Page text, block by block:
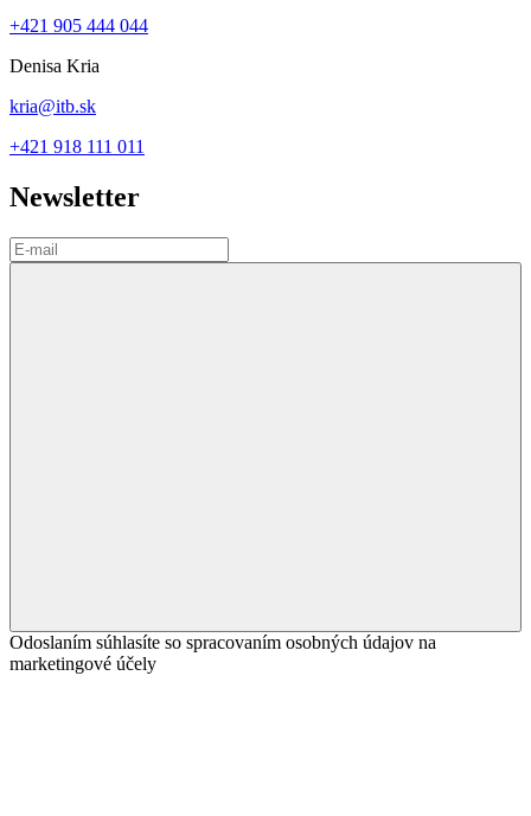
+421 905 444 044
Denisa Kria
kria@itb.sk
+421 918 111 011
Newsletter
Odoslaním súhlasíte so spracovaním osobných údajov na
marketingové účely